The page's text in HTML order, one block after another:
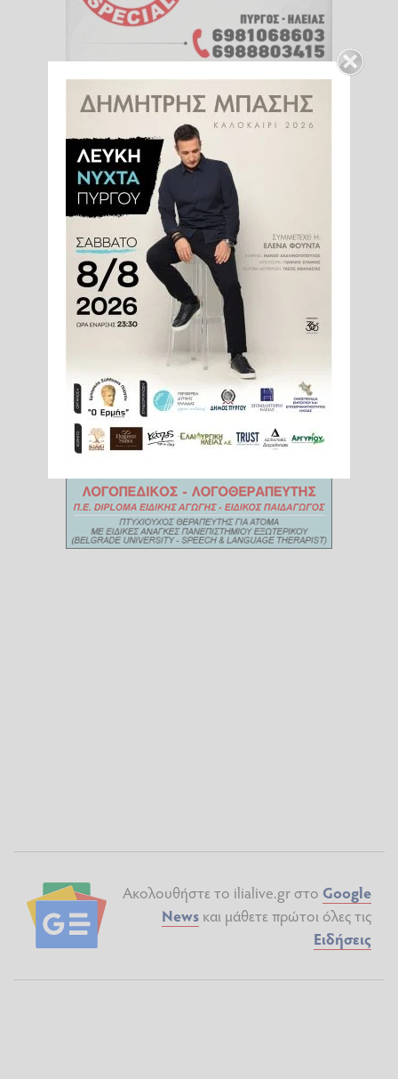
Ακολουθήστε το ilialive.gr στο Google
News και μάθετε πρώτοι όλες τις
Ειδήσεις